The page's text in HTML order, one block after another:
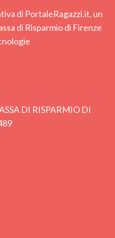
di PortaleRagazzi.it, un
di Risparmio di Firenze
DI RISPARMIO DI